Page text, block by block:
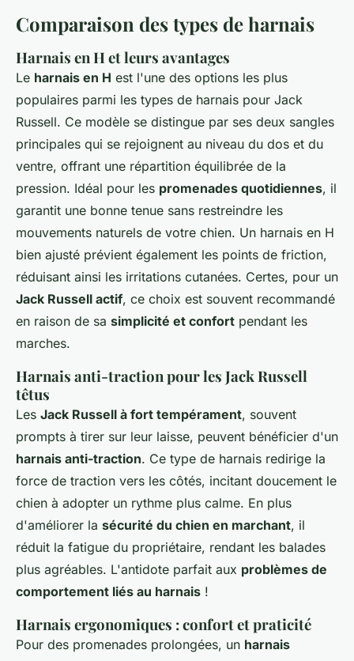
Comparaison des types de harnais
Harnais en H et leurs avantages
Le harnais en H est l'une des options les plus
populaires parmi les types de harnais pour Jack
Russell. Ce modèle se distingue par ses deux sangles
principales qui se rejoignent au niveau du dos et du
ventre, offrant une répartition équilibrée de la
pression. Idéal pour les promenades quotidiennes, il
garantit une bonne tenue sans restreindre les
mouvements naturels de votre chien. Un harnais en H
bien ajusté prévient également les points de friction,
réduisant ainsi les irritations cutanées. Certes, pour un
Jack Russell actif, ce choix est souvent recommandé
en raison de sa simplicité et confort pendant les
marches.
Harnais anti-traction pour les Jack Russell
têtus
Les Jack Russell à fort tempérament, souvent
prompts à tirer sur leur laisse, peuvent bénéficier d'un
harnais anti-traction. Ce type de harnais redirige la
force de traction vers les côtés, incitant doucement le
chien à adopter un rythme plus calme. En plus
d'améliorer la sécurité du chien en marchant, il
réduit la fatigue du propriétaire, rendant les balades
plus agréables. L'antidote parfait aux problèmes de
comportement liés au harnais !
Harnais ergonomiques : confort et praticité
Pour des promenades prolongées, un harnais